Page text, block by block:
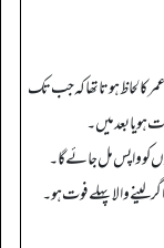
لحاظ ہوتا تھا کہ جب تک
یا بعد میں۔
کوواپس مل جائے گا۔
والا پہلے فوت ہو۔